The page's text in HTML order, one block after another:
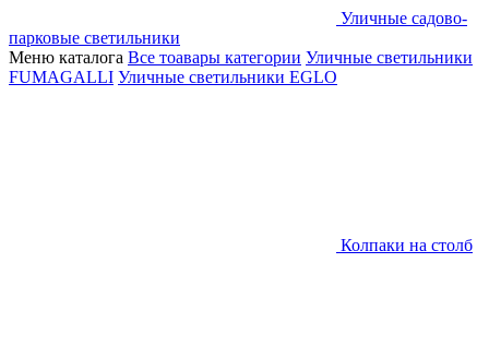
Уличные садово-
парковые светильники
Меню каталога Все тоавары категории Уличные светильники
FUMAGALLI Уличные светильники EGLO
Колпаки на столб